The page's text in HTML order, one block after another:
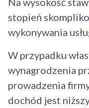
stopień
wykonywania
W przypadku
wynagrodzenia
prowadzenia
dochód jest